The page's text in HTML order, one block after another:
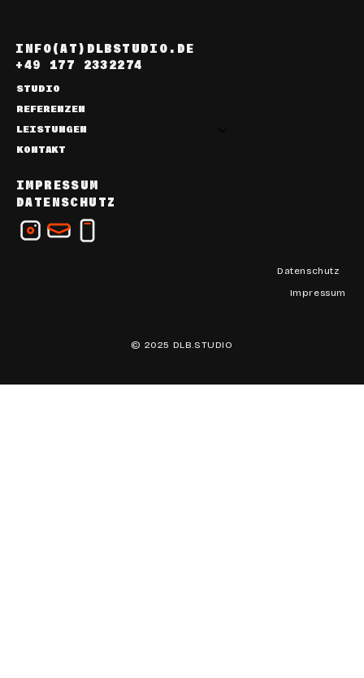
Datenschutz
Impressum
INFO(AT)DLBSTUDIO.DE
+49 177 2332274
STUDIO
REFERENZEN
LEISTUNGEN
KONTAKT
IMPRESSUM
DATENSCHUTZ
© 2025 DLB.STUDIO